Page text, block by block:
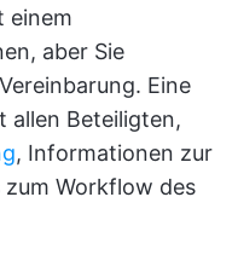
einem
aber Sie
Eine
allen Beteiligten,
, Informationen zur
zum Workflow des